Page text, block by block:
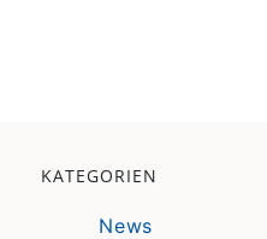
KATEGORIEN
News